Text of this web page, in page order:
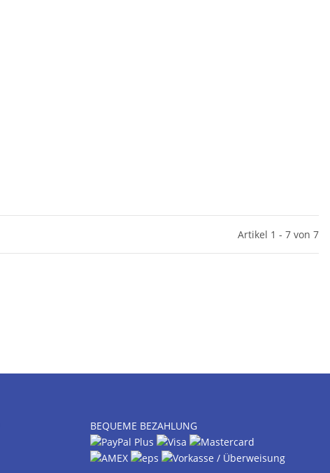
Artikel 1 - 7 von 7
BEQUEME BEZAHLUNG